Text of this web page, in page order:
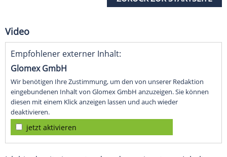
Video
Empfohlener externer Inhalt:
Glomex GmbH
Wir benötigen Ihre Zustimmung, um den von unserer Redaktion
eingebundenen Inhalt von Glomex GmbH anzuzeigen. Sie können
diesen mit einem Klick anzeigen lassen und auch wieder
deaktivieren.
jetzt aktivieren